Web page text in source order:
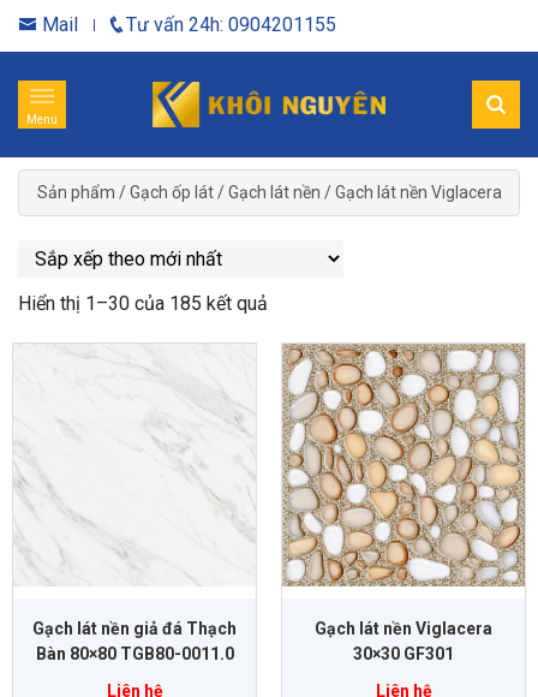
Mail Tư vấn 24h: 0904201155
Menu
Sản phẩm /Gạch ốp lát/Gạch lát nền /Gạch lát nền Viglacera
Hiển thị 1–30 của 185 kết quả
Gạch lát nền giả đá Thạch
Bàn 80×80 TGB80-0011.0
Liên hệ
Gạch lát nền Viglacera
30×30 GF301
Liên hệ